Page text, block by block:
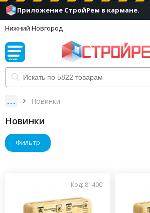
Приложение СтройРем в кармане.
Нижний Новгород
Новинки
Новинки
Фильтр
Код: 81400